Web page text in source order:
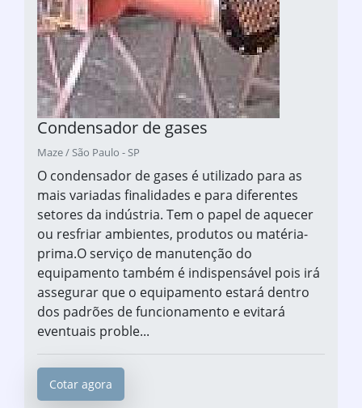
Condensador de gases
Maze / São Paulo - SP
O condensador de gases é utilizado para as
mais variadas finalidades e para diferentes
setores da indústria. Tem o papel de aquecer
ou resfriar ambientes, produtos ou matéria-
prima.O serviço de manutenção do
equipamento também é indispensável pois irá
assegurar que o equipamento estará dentro
dos padrões de funcionamento e evitará
eventuais proble...
Cotar agora